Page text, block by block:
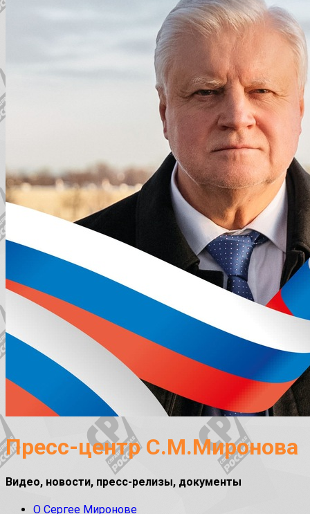
Пресс-центр С.М.Миронова
Видео, новости, пресс-релизы, документы
О Сергее Миронове